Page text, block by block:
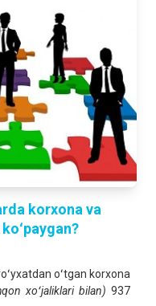
korxona va
oʻtgan korxona
xoʻjaliklari bilan) 937